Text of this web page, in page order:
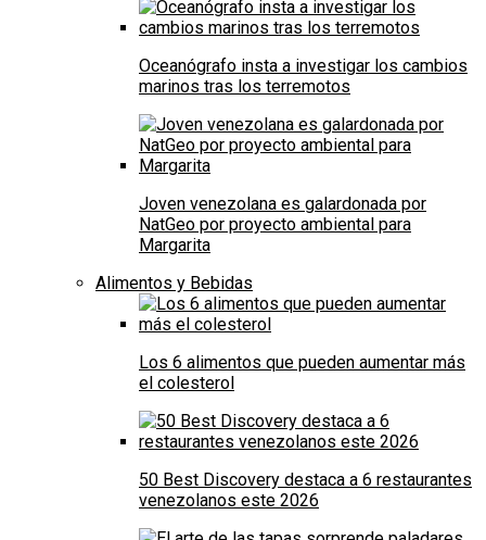
Oceanógrafo insta a investigar los cambios
marinos tras los terremotos
Joven venezolana es galardonada por
NatGeo por proyecto ambiental para
Margarita
Alimentos y Bebidas
Los 6 alimentos que pueden aumentar más
el colesterol
50 Best Discovery destaca a 6 restaurantes
venezolanos este 2026